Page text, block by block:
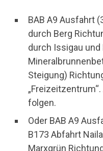
BAB A9 Ausfahrt
durch Berg
durch Issigau und
Steigung)
folgen.
Oder BAB A9
B173 Abfahrt
Marxgrün